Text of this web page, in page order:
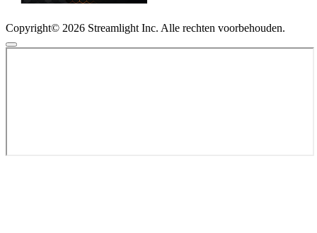
Copyright© 2026 Streamlight Inc. Alle rechten voorbehouden.